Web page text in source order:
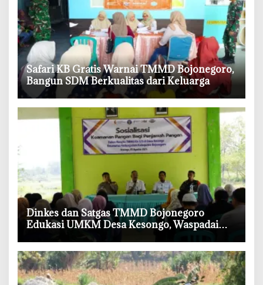
‎Safari KB Gratis Warnai TMMD Bojonegoro,
Bangun SDM Berkualitas dari Keluarga
‎Dinkes dan Satgas TMMD Bojonegoro
Edukasi UMKM Desa Kesongo, Waspadai
Boraks dan Formalin